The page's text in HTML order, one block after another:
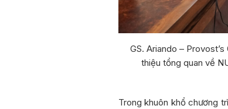
GS. Ariando –
thiệu tổng quan về
Trong khuôn khổ chương